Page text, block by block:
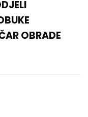
OBRADE